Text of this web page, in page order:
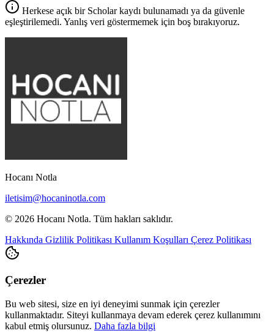
Herkese açık bir Scholar kaydı bulunamadı ya da güvenle
eşleştirilemedi. Yanlış veri göstermemek için boş bırakıyoruz.
Hocanı Notla
iletisim@hocaninotla.com
© 2026 Hocanı Notla. Tüm hakları saklıdır.
Hakkında Gizlilik Politikası Kullanım Koşulları Çerez Politikası
Çerezler
Bu web sitesi, size en iyi deneyimi sunmak için çerezler
kullanmaktadır. Siteyi kullanmaya devam ederek çerez kullanımını
kabul etmiş olursunuz. Daha fazla bilgi